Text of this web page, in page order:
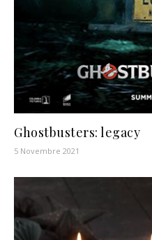
Ghostbusters: legacy
5 Novembre 2021